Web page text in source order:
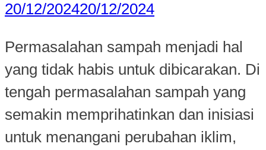
20/12/202420/12/2024
Permasalahan sampah menjadi hal
yang tidak habis untuk dibicarakan. Di
tengah permasalahan sampah yang
semakin memprihatinkan dan inisiasi
untuk menangani perubahan iklim,